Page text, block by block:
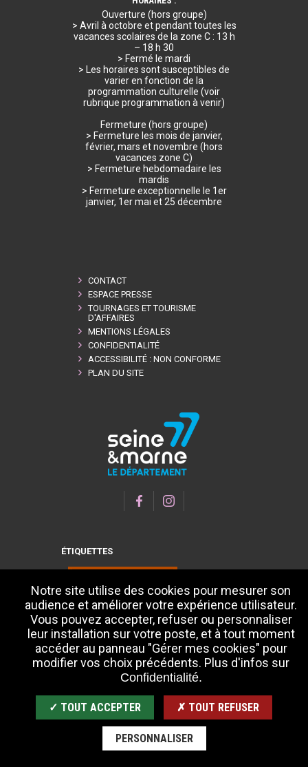
Ouverture (hors groupe)
> Avril à octobre et pendant toutes les
vacances scolaires de la zone C : 13 h
– 18 h 30
> Fermé le mardi
> Les horaires sont susceptibles de
varier en fonction de la
programmation culturelle (voir
rubrique programmation à venir)
Fermeture (hors groupe)
> Fermeture les mois de janvier,
février, mars et novembre (hors
vacances zone C)
> Fermeture hebdomadaire les
mardis
> Fermeture exceptionnelle le 1er
janvier, 1er mai et 25 décembre
CONTACT
ESPACE PRESSE
TOURNAGES ET TOURISME
D'AFFAIRES
MENTIONS LÉGALES
CONFIDENTIALITÉ
ACCESSIBILITÉ : NON CONFORME
PLAN DU SITE
ÉTIQUETTES
Notre site utilise des cookies pour mesurer son
audience et améliorer votre expérience utilisateur.
Vous pouvez accepter, refuser ou personnaliser
leur installation sur votre poste, et à tout moment
accéder au panneau "Gérer mes cookies" pour
modifier vos choix précédents. Plus d'infos sur
Confidentialité.
✓ TOUT ACCEPTER ✗ TOUT REFUSER
PERSONNALISER